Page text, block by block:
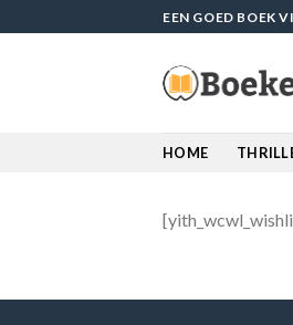
to
EEN GOED BOEK
HOME